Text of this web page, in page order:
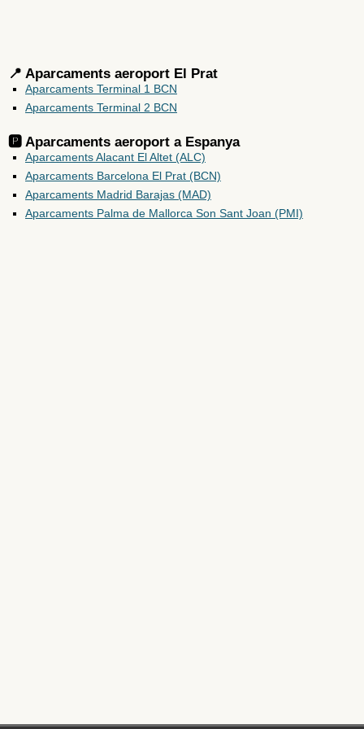
📍 Aparcaments aeroport El Prat
Aparcaments Terminal 1 BCN
Aparcaments Terminal 2 BCN
🅿️ Aparcaments aeroport a Espanya
Aparcaments Alacant El Altet (ALC)
Aparcaments Barcelona El Prat (BCN)
Aparcaments Madrid Barajas (MAD)
Aparcaments Palma de Mallorca Son Sant Joan (PMI)